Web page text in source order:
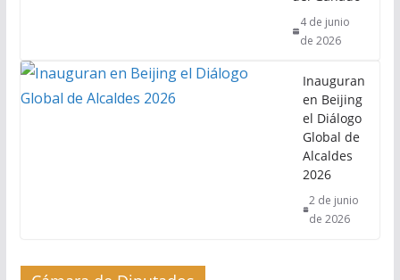
4 de junio
de 2026
Inauguran
en Beijing
el Diálogo
Global de
Alcaldes
2026
2 de junio
de 2026